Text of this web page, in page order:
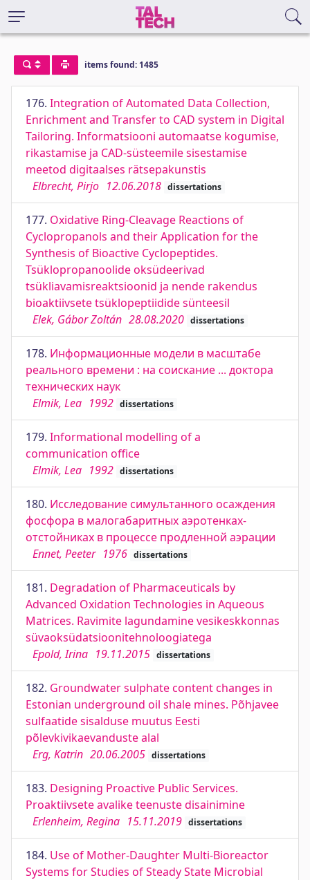
items found: 1485
176. Integration of Automated Data Collection,
Enrichment and Transfer to CAD system in Digital
Tailoring. Informatsiooni automaatse kogumise,
rikastamise ja CAD-süsteemile sisestamise
meetod digitaalses rätsepakunstis
Elbrecht, Pirjo 12.06.2018 dissertations
177. Oxidative Ring-Cleavage Reactions of
Cyclopropanols and their Application for the
Synthesis of Bioactive Cyclopeptides.
Tsüklopropanoolide oksüdeerivad
tsükliavamisreaktsioonid ja nende rakendus
bioaktiivsete tsüklopeptiidide sünteesil
Elek, Gábor Zoltán 28.08.2020 dissertations
178. Информационные модели в масштабе
реального времени : на соискание ... доктора
технических наук
Elmik, Lea 1992 dissertations
179. Informational modelling of a
communication office
Elmik, Lea 1992 dissertations
180. Исследование симультанного осаждения
фосфора в малогабаритных аэротенках-
отстойниках в процессе продленной аэрации
Ennet, Peeter 1976 dissertations
181. Degradation of Pharmaceuticals by
Advanced Oxidation Technologies in Aqueous
Matrices. Ravimite lagundamine vesikeskkonnas
süvaoksüdatsioonitehnoloogiatega
Epold, Irina 19.11.2015 dissertations
182. Groundwater sulphate content changes in
Estonian underground oil shale mines. Põhjavee
sulfaatide sisalduse muutus Eesti
põlevkivikaevanduste alal
Erg, Katrin 20.06.2005 dissertations
183. Designing Proactive Public Services.
Proaktiivsete avalike teenuste disainimine
Erlenheim, Regina 15.11.2019 dissertations
184. Use of Mother-Daughter Multi-Bioreactor
Systems for Studies of Steady State Microbial